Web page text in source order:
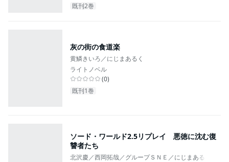
既刊2巻
灰の街の食道楽
黄鱗きいろ／にじまあるく
ライトノベル
(0)
既刊1巻
ソード・ワールド2.5リプレイ 悪徳に沈む復
讐者たち
北沢慶／西岡拓哉／グループＳＮＥ／にじまあるく